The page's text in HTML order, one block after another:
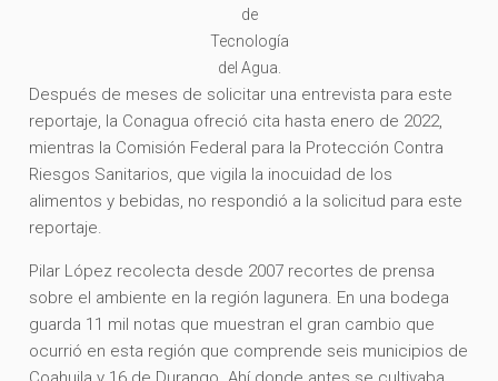
de
Tecnología
del Agua.
Después de meses de solicitar una entrevista para este
reportaje, la Conagua ofreció cita hasta enero de 2022,
mientras la Comisión Federal para la Protección Contra
Riesgos Sanitarios, que vigila la inocuidad de los
alimentos y bebidas, no respondió a la solicitud para este
reportaje.
Pilar López recolecta desde 2007 recortes de prensa
sobre el ambiente en la región lagunera. En una bodega
guarda 11 mil notas que muestran el gran cambio que
ocurrió en esta región que comprende seis municipios de